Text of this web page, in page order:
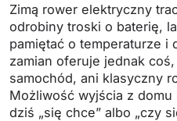
Zimą rower elektryczny
odrobiny troski o baterię,
pamiętać o temperaturze i
zamian oferuje jednak
samochód, ani klasyczny
Możliwość wyjścia z
dziś „się chce” albo „czy